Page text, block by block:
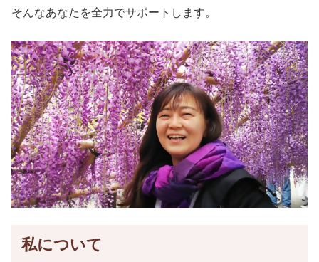
そんなあなたを全力でサポートします。
私について